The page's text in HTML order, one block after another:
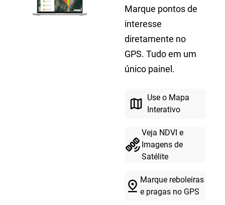
Marque pontos de
interesse
diretamente no
GPS. Tudo em um
único painel.
map Use o Mapa
Interativo
satellite_alt
Veja NDVI e
Imagens de
Satélite
pin_drop Marque reboleiras
e pragas no GPS